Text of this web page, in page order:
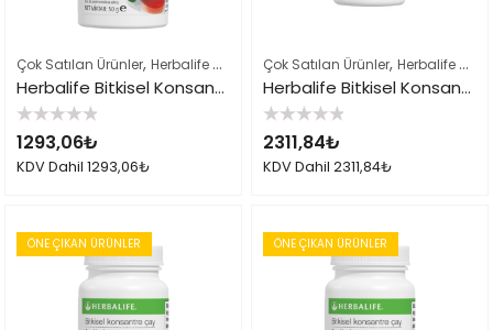
Çok Satılan Ürünler, Herbalife Çayları ve İçeçekler ,Herbalife Ürün Listesi
Herbalife Bitkisel Konsantre Çay 51gr Klasik
5
üzerinden
0
oy
1293,06₺
KDV Dahil 1293,06₺
Çok Satılan Ürünler, Herbalife Çayları ve İçeçekler
Herbalife Bitkisel Konsantre Çay Klasik 102gr
5
üzerinden
0
oy
2311,84₺
KDV Dahil 2311,84₺
ÖNE ÇIKAN ÜRÜNLER ÖNE ÇIKAN ÜRÜNLER